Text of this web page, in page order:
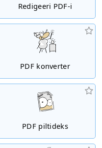
Redigeeri PDF-i
PDF konverter
PDF piltideks